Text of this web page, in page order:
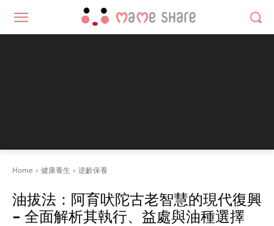
Home 健康養生 逆齡保養
油拔法：阿育吠陀古老智慧的現代復興
– 全面解析其執行、益處與油種選擇